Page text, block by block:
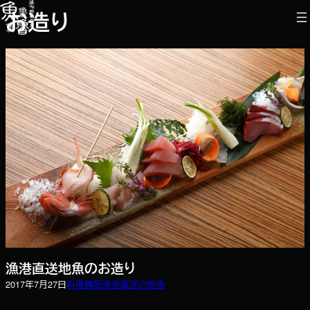
内
容
を
ス
キ
ッ
プ
お造り
漁港直送地魚のお造り
2017年7月27日料理舞阪漁港直送の地魚